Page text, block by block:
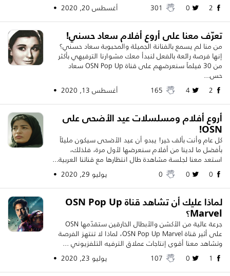
أغسطس 20, 2020 •
تعرّف معنا على أروع أفلام سعاد حسني!
من منا لم يسمع بالفنانة الجميلة والمحبوبة سعاد حسني؟
إنها فرصة رائعة بالفعل لنبدأ معك مشوارنا الترفيهي بأكثر
من 30 فيلماً سنعرضهم على قناة OSN Pop Up سعاد
حس...
أغسطس 13, 2020 •
أروع أفلام ومسلسلات عيد الأضحى على
OSN!
كل عام وأنت بألف خير! يبدو أن عيد الأضحى سيكون مليئاً
بأفضل ما لدينا من أفلام سنعرضها لأول مرة، فلذلك،
استعد معنا لجلسة مشاهدة طال انتظارها مع قناتنا العربية...
يوليو 29, 2020 •
لماذا عليك أن تشاهد قناة OSN Pop Up
Marvel؟
جرعة عالية من الأكشن والأبطال الخارقين ستقدّمها OSN
على أثير قناة OSN Pop Up Marvel، لماذا لا تنتهز الفرصة
وتشاهد معنا أقوى إنتاجات عملاق الترفيه التلفزيوني ...
يوليو 23, 2020 •